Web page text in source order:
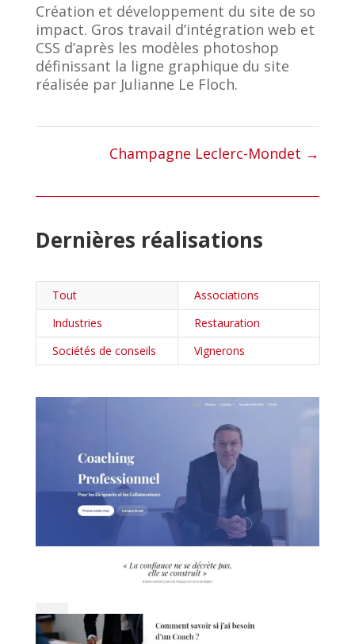
Création et développement du site de so
impact. Gros travail d’intégration web et
CSS d’après les modèles photoshop
définissant la ligne graphique du site
réalisée par Julianne Le Floch.
Champagne Leclerc-Mondet →
Dernières réalisations
Tout
Associations
Industries
Restauration
Sociétés de conseils
Vignerons